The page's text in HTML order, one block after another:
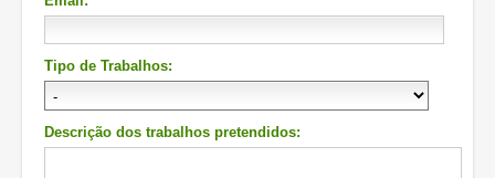
Tipo de Trabalhos:
Descrição dos trabalhos pretendidos: